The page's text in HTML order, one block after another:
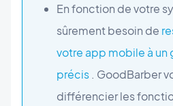
En fonction de votre
sûrement besoin de
votre app mobile à
précis . GoodBarber
différencier les